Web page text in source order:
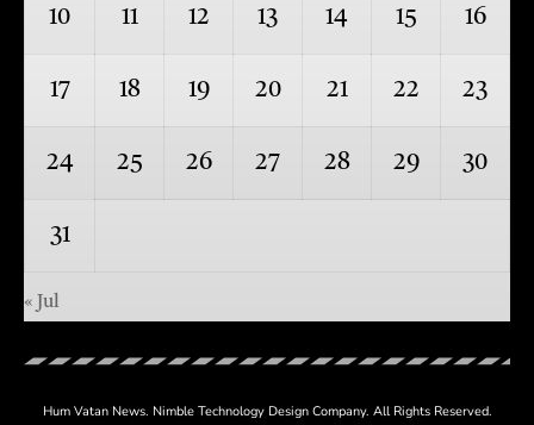
10 11 12 13 14 15 16
17 18 19 20 21 22 23
24 25 26 27 28 29 30
31
« Jul
Hum Vatan News. Nimble TechnologyDesign Company. All Rights Reserved.